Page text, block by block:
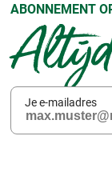
ABONNEMENT
Je e-mailadres